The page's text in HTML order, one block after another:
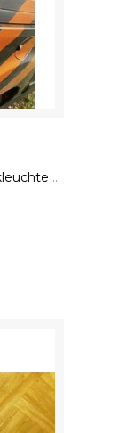
Bremsleuchte Bremslicht Rückleuchte Rücklicht rechts Ford Transit Connect